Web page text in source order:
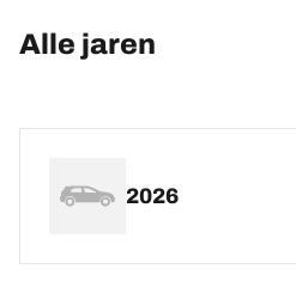
Alle jaren
2026